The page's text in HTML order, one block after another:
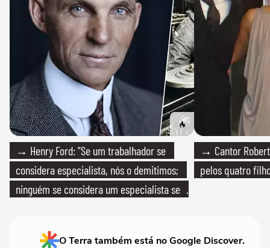
→ Henry Ford: "Se um trabalhador se
considera especialista, nós o demitimos;
ninguém se considera um especialista se
→ Cantor
pelos quatro
O Terra também está no Google Discover.